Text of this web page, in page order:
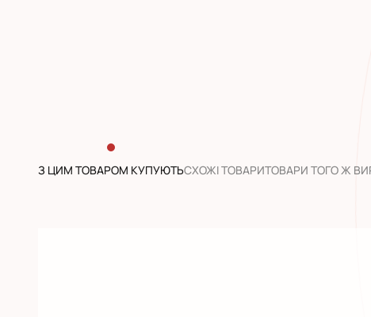
З ЦИМ ТОВАРОМ КУПУЮТЬCХОЖІ ТОВАРИТОВАРИ ТОГО Ж